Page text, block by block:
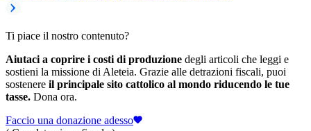
Ti piace il nostro contenuto?
Aiutaci a coprire i costi di produzione degli articoli che leggi e
sostieni la missione di Aleteia. Grazie alle detrazioni fiscali, puoi
sostenere il principale sito cattolico al mondo riducendo le tue
tasse. Dona ora.
Faccio una donazione adesso